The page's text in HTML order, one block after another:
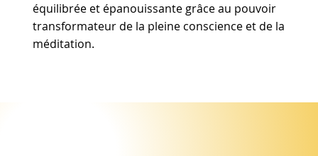
équilibrée et épanouissante grâce au pouvoir
transformateur de la pleine conscience et de la
méditation.